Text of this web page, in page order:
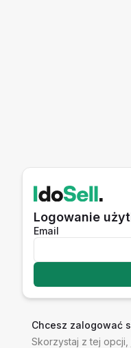
Logowanie
Email
Chcesz zalogować
Skorzystaj z tej opcji,